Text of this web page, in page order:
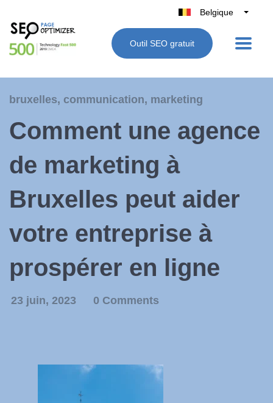
Belgique
België
Nederland
España
Outil SEO gratuit
bruxelles, communication, marketing
Comment une agence
de marketing à
Bruxelles peut aider
votre entreprise à
prospérer en ligne
23 juin, 2023 0 Comments